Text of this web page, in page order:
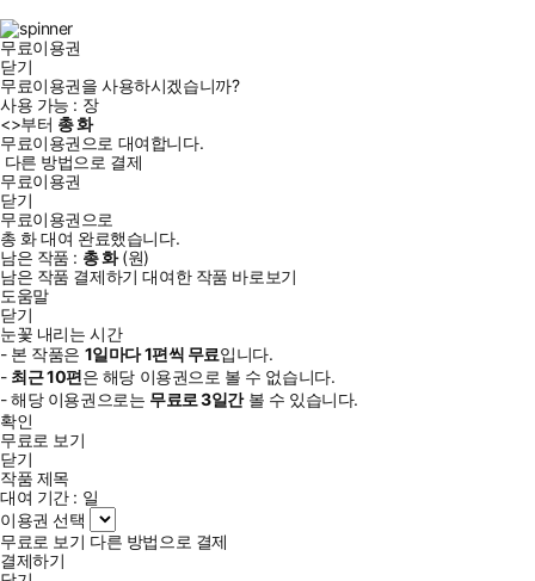
무료이용권
닫기
무료이용권을 사용하시겠습니까?
사용 가능 : 장
<>부터 총화
무료이용권으로 대여합니다.
다른 방법으로 결제
무료이용권
닫기
무료이용권으로
총 화대여 완료했습니다.
남은 작품 : 총화(원)
남은 작품 결제하기 대여한 작품 바로보기
도움말
닫기
눈꽃 내리는 시간
- 본 작품은 1일마다1편씩 무료입니다.
- 최근10편은 해당 이용권으로 볼 수 없습니다.
- 해당 이용권으로는 무료로3일간볼 수 있습니다.
확인
무료로 보기
닫기
작품 제목
대여 기간 : 일
이용권 선택
무료로 보기 다른 방법으로 결제
결제하기